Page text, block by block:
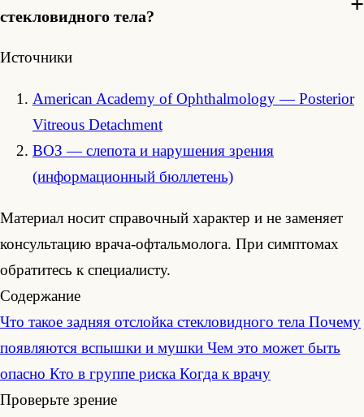
стекловидного тела?
Источники
American Academy of Ophthalmology — Posterior
Vitreous Detachment
ВОЗ — слепота и нарушения зрения
(информационный бюллетень)
Материал носит справочный характер и не заменяет
консультацию врача-офтальмолога. При симптомах
обратитесь к специалисту.
Содержание
Что такое задняя отслойка стекловидного тела Почему
появляются вспышки и мушки Чем это может быть
опасно Кто в группе риска Когда к врачу
Проверьте зрение